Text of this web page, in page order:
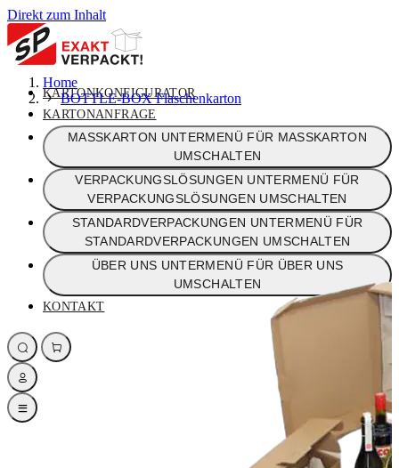
Direkt zum Inhalt
KARTONKONFIGURATOR
KARTONANFRAGE
MASSKARTON UNTERMENÜ FÜR MASSKARTON
UMSCHALTEN
VERPACKUNGSLÖSUNGEN UNTERMENÜ FÜR
VERPACKUNGSLÖSUNGEN UMSCHALTEN
STANDARDVERPACKUNGEN UNTERMENÜ FÜR
STANDARDVERPACKUNGEN UMSCHALTEN
ÜBER UNS UNTERMENÜ FÜR ÜBER UNS
UMSCHALTEN
KONTAKT
Home
BOTTLE-BOX Flaschenkarton